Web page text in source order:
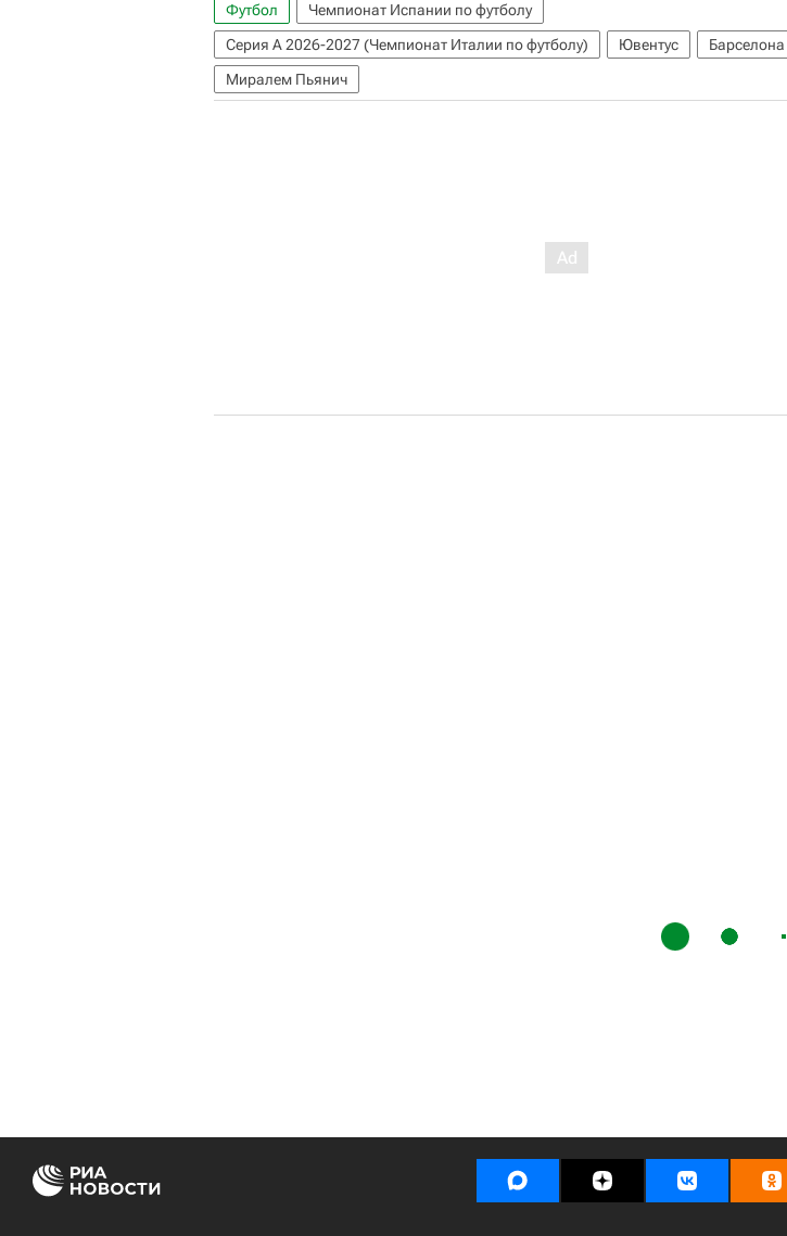
Футбол
Чемпионат Испании по футболу
Серия А 2026-2027 (Чемпионат Италии по футболу)
Ювентус
Барселона
Миралем Пьянич